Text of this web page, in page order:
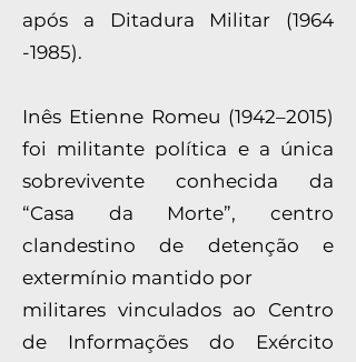
após a Ditadura Militar (1964
-1985).
Inês Etienne Romeu (1942–2015)
foi militante política e a única
sobrevivente conhecida da
“Casa da Morte”, centro
clandestino de detenção e
extermínio mantido por
militares vinculados ao Centro
de Informações do Exército